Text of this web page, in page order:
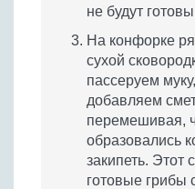
не будут
На конфорке
сухой
пассеруем
добавляем
перемешивая,
образовались
закипеть. Этот
готовые грибы